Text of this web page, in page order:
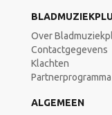
Over
Contactgegevens
Klachten
Partnerprogramma
ALGEMEEN